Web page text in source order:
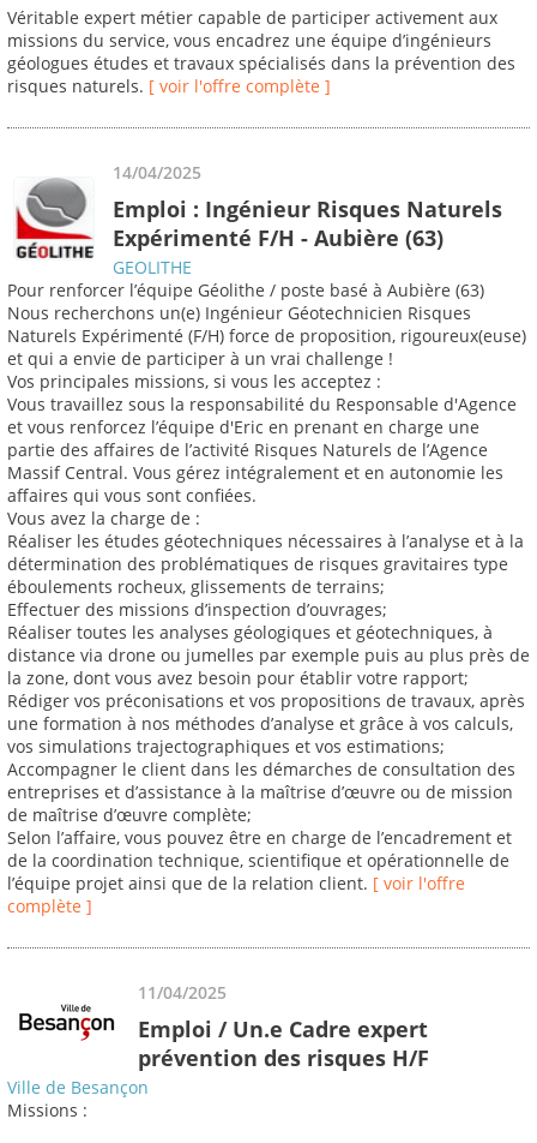
Véritable expert métier capable de participer activement aux
missions du service, vous encadrez une équipe d’ingénieurs
géologues études et travaux spécialisés dans la prévention des
risques naturels. [ voir l'offre complète ]
14/04/2025
Emploi : Ingénieur Risques Naturels
Expérimenté F/H - Aubière (63)
GEOLITHE
Pour renforcer l’équipe Géolithe / poste basé à Aubière (63)
Nous recherchons un(e) Ingénieur Géotechnicien Risques
Naturels Expérimenté (F/H) force de proposition, rigoureux(euse)
et qui a envie de participer à un vrai challenge !
Vos principales missions, si vous les acceptez :
Vous travaillez sous la responsabilité du Responsable d'Agence
et vous renforcez l’équipe d'Eric en prenant en charge une
partie des affaires de l’activité Risques Naturels de l’Agence
Massif Central. Vous gérez intégralement et en autonomie les
affaires qui vous sont confiées.
Vous avez la charge de :
Réaliser les études géotechniques nécessaires à l’analyse et à la
détermination des problématiques de risques gravitaires type
éboulements rocheux, glissements de terrains;
Effectuer des missions d’inspection d’ouvrages;
Réaliser toutes les analyses géologiques et géotechniques, à
distance via drone ou jumelles par exemple puis au plus près de
la zone, dont vous avez besoin pour établir votre rapport;
Rédiger vos préconisations et vos propositions de travaux, après
une formation à nos méthodes d’analyse et grâce à vos calculs,
vos simulations trajectographiques et vos estimations;
Accompagner le client dans les démarches de consultation des
entreprises et d’assistance à la maîtrise d’œuvre ou de mission
de maîtrise d’œuvre complète;
Selon l’affaire, vous pouvez être en charge de l’encadrement et
de la coordination technique, scientifique et opérationnelle de
l’équipe projet ainsi que de la relation client. [ voir l'offre
complète ]
11/04/2025
Emploi / Un.e Cadre expert
prévention des risques H/F
Ville de Besançon
Missions :